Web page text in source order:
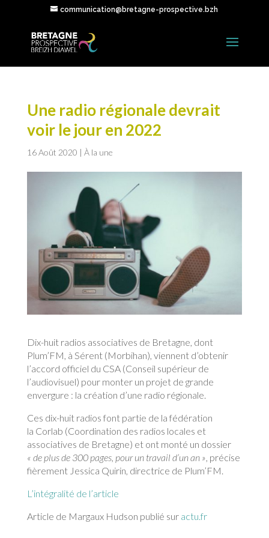
communication@bretagne-prospective.bzh
Une radio régionale devrait
voir le jour en 2022
16 Août 2020 | À la une
Dix-huit radios associatives de Bretagne, dont
Plum’FM, à Sérent (Morbihan), viennent d’obtenir
l’accord officiel du CSA (Conseil supérieur de
l’audiovisuel) pour monter un projet de grande
envergure : la création d’une radio régionale.
Ces dix-huit radios font partie de la fédération
la Corlab (Coordination des radios locales et
associatives de Bretagne) et ont monté un dossier
« de plus de 300 pages, pour un travail d’un an », précise
fièrement Jessica Quirin, directrice de Plum’FM.
L’intégralité de l’article
Article de Margaux Hudson publié sur actu.fr